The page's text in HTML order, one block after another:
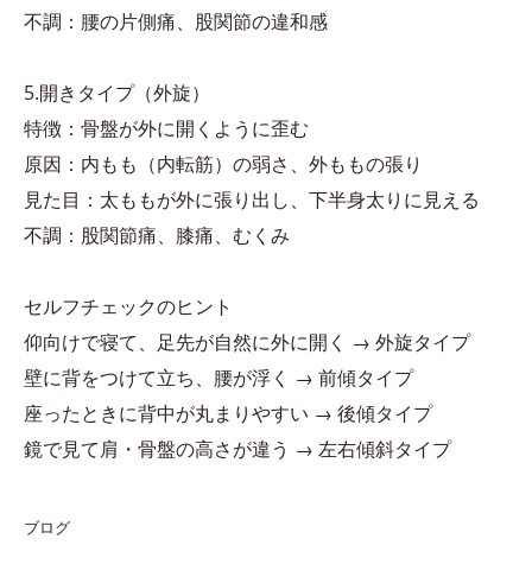
不調：腰の片側痛、股関節の違和感
5.開きタイプ（外旋）
特徴：骨盤が外に開くように歪む
原因：内もも（内転筋）の弱さ、外ももの張り
見た目：太ももが外に張り出し、下半身太りに見える
不調：股関節痛、膝痛、むくみ
セルフチェックのヒント
仰向けで寝て、足先が自然に外に開く → 外旋タイプ
壁に背をつけて立ち、腰が浮く → 前傾タイプ
座ったときに背中が丸まりやすい → 後傾タイプ
鏡で見て肩・骨盤の高さが違う → 左右傾斜タイプ
ブログ